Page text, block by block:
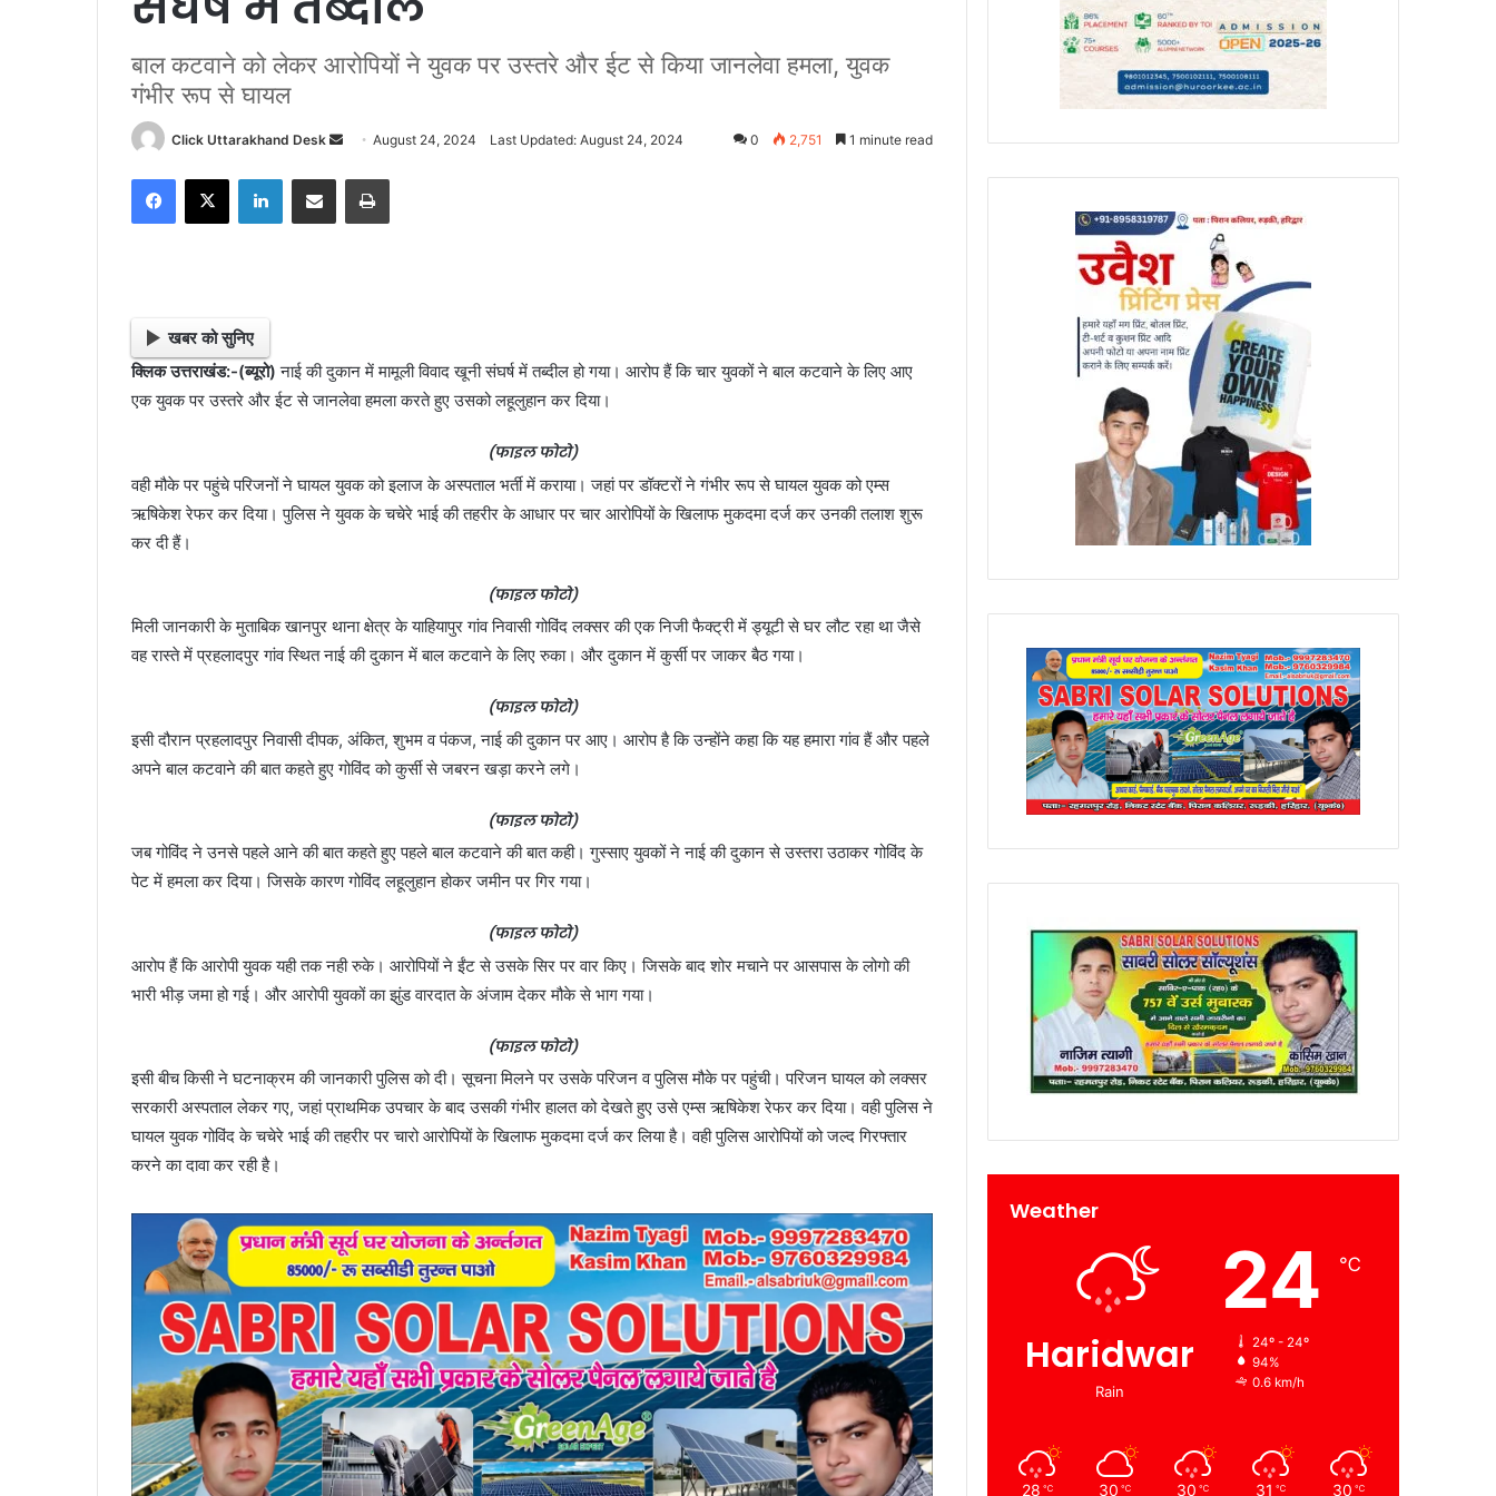
बाल कटवाने को लेकर आरोपियों ने युवक पर उस्तरे और ईट से किया जानलेवा हमला, युवक
गंभीर रूप से घायल
Click Uttarakhand Desk
d
i
l
August 24, 2024 Last Updated: August 24, 2024 0 2,751 1 minute read
खबर को सुनिए
क्लिक उत्तराखंड:-(ब्यूरो) नाई की दुकान में मामूली विवाद खूनी संघर्ष में तब्दील हो गया। आरोप हैं कि चार युवकों ने बाल कटवाने के लिए आए
एक युवक पर उस्तरे और ईट से जानलेवा हमला करते हुए उसको लहूलुहान कर दिया।
(फाइल फोटो)
वही मौके पर पहुंचे परिजनों ने घायल युवक को इलाज के अस्पताल भर्ती में कराया। जहां पर डॉक्टरों ने गंभीर रूप से घायल युवक को एम्स
ऋषिकेश रेफर कर दिया। पुलिस ने युवक के चचेरे भाई की तहरीर के आधार पर चार आरोपियों के खिलाफ मुकदमा दर्ज कर उनकी तलाश शुरू
कर दी हैं।
(फाइल फोटो)
मिली जानकारी के मुताबिक खानपुर थाना क्षेत्र के याहियापुर गांव निवासी गोविंद लक्सर की एक निजी फैक्ट्री में ड्यूटी से घर लौट रहा था जैसे
वह रास्ते में प्रहलादपुर गांव स्थित नाई की दुकान में बाल कटवाने के लिए रुका। और दुकान में कुर्सी पर जाकर बैठ गया।
(फाइल फोटो)
इसी दौरान प्रहलादपुर निवासी दीपक, अंकित, शुभम व पंकज, नाई की दुकान पर आए। आरोप है कि उन्होंने कहा कि यह हमारा गांव हैं और पहले
अपने बाल कटवाने की बात कहते हुए गोविंद को कुर्सी से जबरन खड़ा करने लगे।
(फाइल फोटो)
जब गोविंद ने उनसे पहले आने की बात कहते हुए पहले बाल कटवाने की बात कही। गुस्साए युवकों ने नाई की दुकान से उस्तरा उठाकर गोविंद के
पेट में हमला कर दिया। जिसके कारण गोविंद लहूलुहान होकर जमीन पर गिर गया।
(फाइल फोटो)
आरोप हैं कि आरोपी युवक यही तक नही रुके। आरोपियों ने ईंट से उसके सिर पर वार किए। जिसके बाद शोर मचाने पर आसपास के लोगो की
भारी भीड़ जमा हो गई। और आरोपी युवकों का झुंड वारदात के अंजाम देकर मौके से भाग गया।
(फाइल फोटो)
इसी बीच किसी ने घटनाक्रम की जानकारी पुलिस को दी। सूचना मिलने पर उसके परिजन व पुलिस मौके पर पहुंची। परिजन घायल को लक्सर
सरकारी अस्पताल लेकर गए, जहां प्राथमिक उपचार के बाद उसकी गंभीर हालत को देखते हुए उसे एम्स ऋषिकेश रेफर कर दिया। वही पुलिस ने
घायल युवक गोविंद के चचेरे भाई की तहरीर पर चारो आरोपियों के खिलाफ मुकदमा दर्ज कर लिया है। वही पुलिस आरोपियों को जल्द गिरफ्तार
करने का दावा कर रही है।
Weather
Haridwar
Rain
24 ℃
24º - 24º
94%
0.6 km/h
28 ℃ 30 ℃ 30 ℃ 31 ℃ 30 ℃